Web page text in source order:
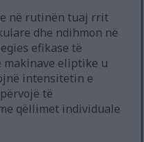
në rutinën tuaj rrit
dhe ndihmon në
efikase të
makinave eliptike u
intensitetin e
të
qëllimet individuale